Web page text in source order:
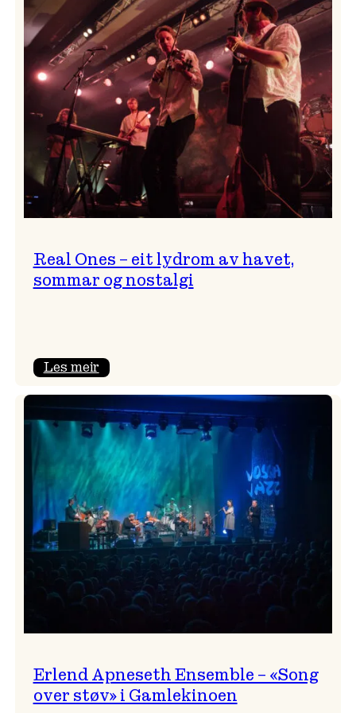
og
…?
Real Ones – eit lydrom av havet,
sommar og nostalgi
Les meir:
Ones
–
eit
lydrom
av
havet,
sommar
og
nostalgi
Erlend Apneseth Ensemble – «Song
over støv» i Gamlekinoen